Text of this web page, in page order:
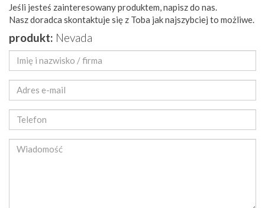
Jeśli jesteś zainteresowany produktem, napisz do nas.
Nasz doradca skontaktuje się z Toba jak najszybciej to możliwe.
produkt: Nevada